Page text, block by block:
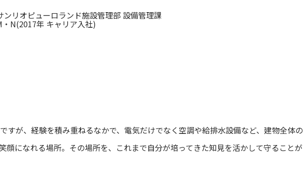
ンリオピューロランド施設管理部 設備管理課
・N(2017年 キャリア入社)
が、経験を積み重ねるなかで、電気だけでなく空調や給排水設備など、建物全体の
になれる場所。その場所を、これまで自分が培ってきた知見を活かして守ることが